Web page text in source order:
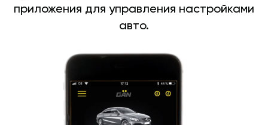
приложения для управления настройками
авто.